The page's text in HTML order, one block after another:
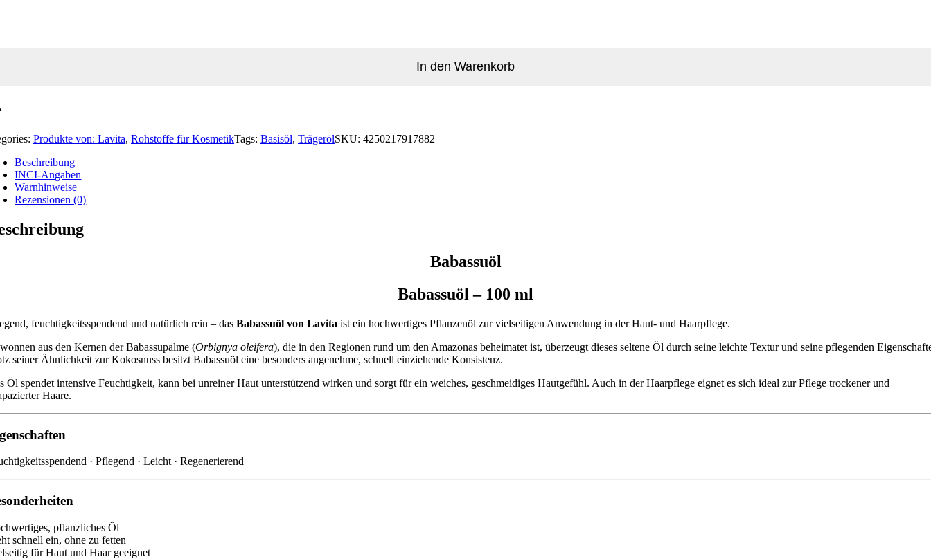
In den Warenkorb
Produkte von: Lavita, Rohstoffe für KosmetikTags: Basisöl, TrägerölSKU: 4250217917882
Beschreibung
INCI-Angaben
Warnhinweise
Rezensionen (0)
Babassuöl
Babassuöl – 100 ml
feuchtigkeitsspendend und natürlich rein – dasBabassuöl von Lavita ist ein hochwertiges Pflanzenöl zur vielseitigen Anwendung in der Haut- und Haarpflege.
aus den Kernen der Babassupalme (Orbignya oleifera), die in den Regionen rund um den Amazonas beheimatet ist, überzeugt dieses seltene Öl durch seine leichte Textur und seine pflegenden
seiner Ähnlichkeit zur Kokosnuss besitzt Babassuöl eine besonders angenehme, schnell einziehende Konsistenz.
Öl spendet intensive Feuchtigkeit, kann bei unreiner Haut unterstützend wirken und sorgt für ein weiches, geschmeidiges Hautgefühl. Auch in der Haarpflege eignet es sich ideal zur Pflege trockener und
Haare.
· Pflegend · Leicht · Regenerierend
pflanzliches Öl
schnell ein, ohne zu fetten
für Haut und Haar geeignet